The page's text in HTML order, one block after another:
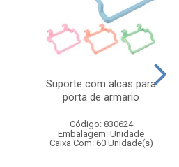
Suporte com alcas para
porta de armario
Código: 830624
Embalagem: Unidade
Caixa Com: 60 Unidade(s)